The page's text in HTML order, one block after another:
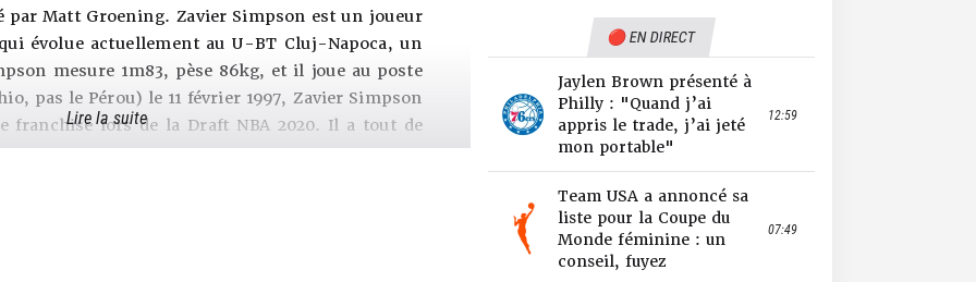
par Matt Groening. Zavier Simpson est un joueur
évolue actuellement au U-BT Cluj-Napoca, un
mesure 1m83, pèse 86kg, et il joue au poste
pas le Pérou) le 11 février 1997, Zavier Simpson
franchise lors de la Draft NBA 2020. Il a tout de
NBA (enfin quelques matchs) sous le maillot
Lire la suite
🔴 EN DIRECT
Jaylen Brown présenté à
Philly : "Quand j’ai
appris le trade, j’ai jeté
mon portable"
12:59
Team USA a annoncé sa
liste pour la Coupe du
Monde féminine : un
conseil, fuyez
07:49